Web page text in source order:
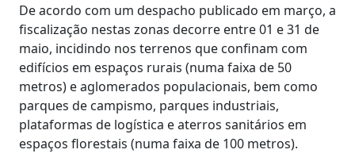
De acordo com um despacho publicado em março, a
fiscalização nestas zonas decorre entre 01 e 31 de
maio, incidindo nos terrenos que confinam com
edifícios em espaços rurais (numa faixa de 50
metros) e aglomerados populacionais, bem como
parques de campismo, parques industriais,
plataformas de logística e aterros sanitários em
espaços florestais (numa faixa de 100 metros).